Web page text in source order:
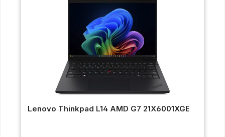
Lenovo Thinkpad L14 AMD G7 21X6001XGE